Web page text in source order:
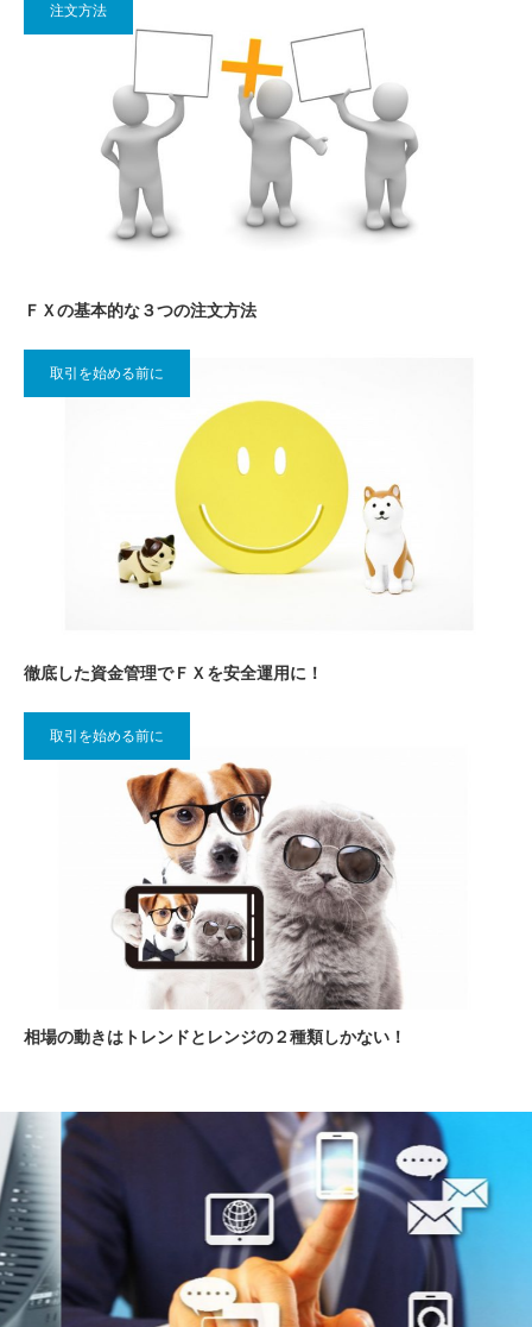
注文方法
ＦＸの基本的な３つの注文方法
取引を始める前に
徹底した資金管理でＦＸを安全運用に！
取引を始める前に
相場の動きはトレンドとレンジの２種類しかない！